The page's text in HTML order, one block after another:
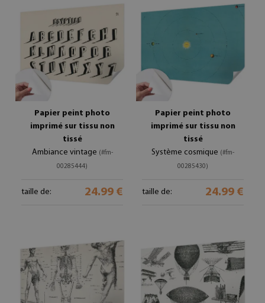
Papier peint photo
imprimé sur tissu non
tissé
Ambiance vintage (#fm-
00285444)
taille de: 24.99 €
Papier peint photo
imprimé sur tissu non
tissé
Système cosmique (#fm-
00285430)
taille de: 24.99 €